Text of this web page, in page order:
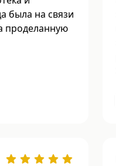
была на связи
проделанную